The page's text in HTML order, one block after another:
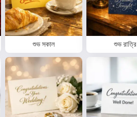
শুভ সকাল শুভ রাত্রি